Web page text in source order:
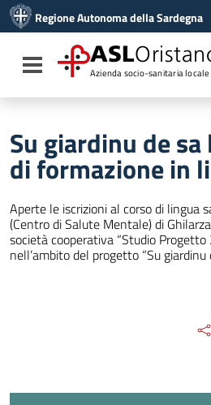
Vai al menu di navigazione
Vai al footer
Regione Autonoma della Sardegna
Toggle navigation
ASL
Azienda socio-sanitaria locale
Su giardinu de
di formazione in
Aperte le iscrizioni al corso di lingua
(Centro di Salute Mentale) di
società cooperativa “Studio Progetto
nell’ambito del progetto “Su giardinu